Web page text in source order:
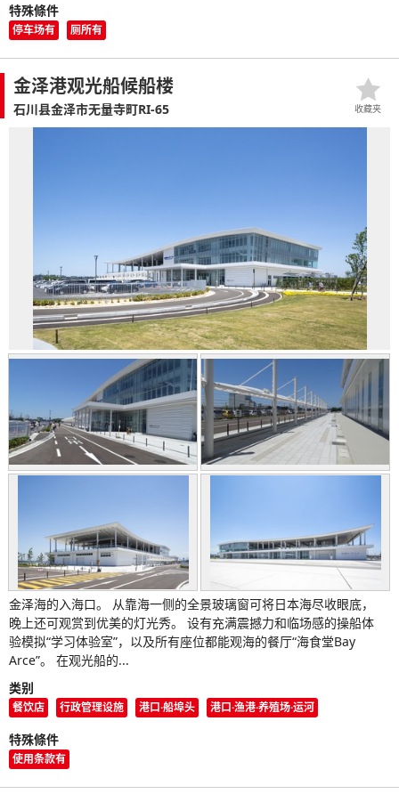
特殊條件
停车场有 厕所有
金泽港观光船候船楼
石川县金泽市无量寺町RI-65
金泽海的入海口。 从靠海一侧的全景玻璃窗可将日本海尽收眼底，
晚上还可观赏到优美的灯光秀。 设有充满震撼力和临场感的操船体
验模拟“学习体验室”，以及所有座位都能观海的餐厅“海食堂Bay
Arce”。 在观光船的...
类别
餐饮店 行政管理设施 港口·船埠头 港口·渔港·养殖场·运河
特殊條件
使用条款有
收藏夹